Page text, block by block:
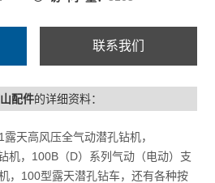
联系我们
配件的详细资料：
天高风压全气动潜孔钻机，
机，100B（D）系列气动（电动）支
，100型露天潜孔钻车，还有各种按